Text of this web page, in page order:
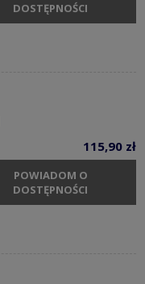
DOSTĘPNOŚCI
115,90 zł
POWIADOM O
DOSTĘPNOŚCI